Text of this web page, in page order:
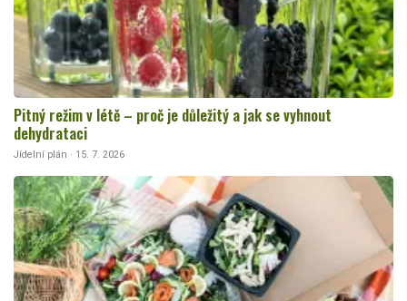
Pitný režim v létě – proč je důležitý a jak se vyhnout
dehydrataci
Jídelní plán · 15. 7. 2026